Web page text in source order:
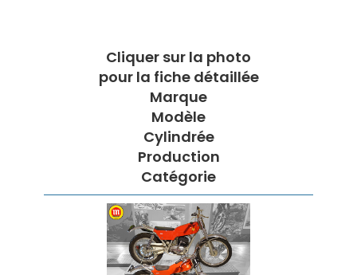
Cliquer sur la photo
pour la fiche détaillée
Marque
Modèle
Cylindrée
Production
Catégorie